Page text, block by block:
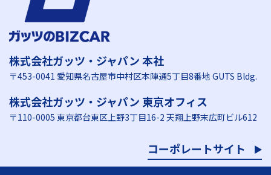
株式会社ガッツ・ジャパン 本社
〒453-0041 愛知県名古屋市中村区本陣通5丁目8番地 GUTS Bldg.
株式会社ガッツ・ジャパン 東京オフィス
〒110-0005 東京都台東区上野3丁目16-2 天翔上野末広町ビル612
コーポレートサイト